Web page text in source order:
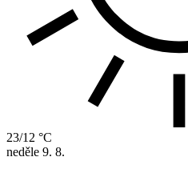
23/12 °C
neděle 9. 8.